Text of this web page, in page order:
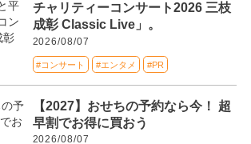
チャリティーコンサート2026 三枝
成彰 Classic Live」。
2026/08/07
#コンサート #エンタメ #PR
【2027】おせちの予約なら今！ 超
早割でお得に買おう
2026/08/07